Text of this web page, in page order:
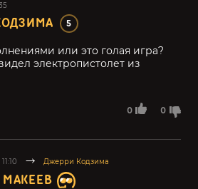
5
0 0
или это голая игра?
электропистолет из
Джерри Кодзима
МАКЕЕВ